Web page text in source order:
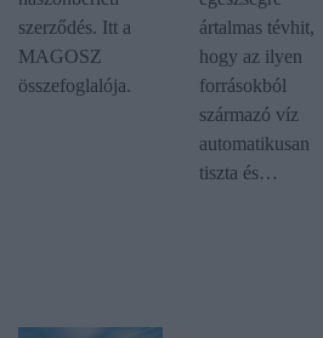
szerződés. Itt a
MAGOSZ
összefoglalója.
ártalmas tévhit,
hogy az ilyen
forrásokból
származó víz
automatikusan
tiszta és…